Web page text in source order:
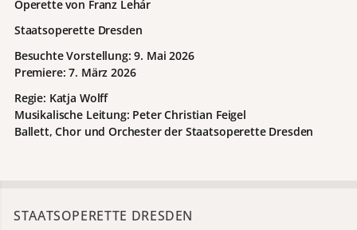
Operette von Franz Lehár
Staatsoperette Dresden
Besuchte Vorstellung: 9. Mai 2026
Premiere: 7. März 2026
Regie: Katja Wolff
Musikalische Leitung: Peter Christian Feigel
Ballett, Chor und Orchester der Staatsoperette Dresden
STAATSOPERETTE DRESDEN